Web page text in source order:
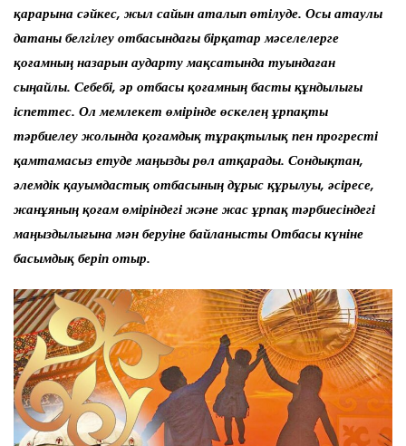
қарарына сәйкес, жыл сайын аталып өтілуде. Осы атаулы
датаны белгілеу отбасындағы бірқатар мәселелерге
қоғамның назарын аударту мақсатында туындаған
сыңайлы. Себебі, әр отбасы қоғамның басты құндылығы
іспеттес. Ол мемлекет өмірінде өскелең ұрпақты
тәрбиелеу жолында қоғамдық тұрақтылық пен прогресті
қамтамасыз етуде маңызды рөл атқарады. Сондықтан,
әлемдік қауымдастық отбасының дұрыс құрылуы, әсіресе,
жанұяның қоғам өміріндегі және жас ұрпақ тәрбиесіндегі
маңыздылығына мән беруіне байланысты Отбасы күніне
басымдық беріп отыр.